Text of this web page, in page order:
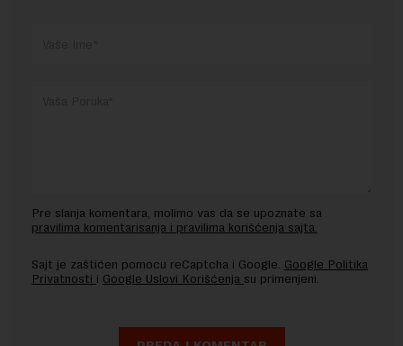
Pre slanja komentara, molimo vas da se upoznate sa
pravilima komentarisanja i pravilima korišćenja sajta.
Sajt je zaštićen pomocu reCaptcha i Google. Google Politika
Privatnosti i Google Uslovi Korišćenja su primenjeni.